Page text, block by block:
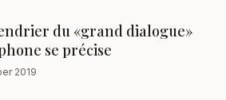
du «grand dialogue»
se précise
2019